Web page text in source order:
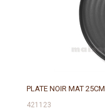
PLATE NOIR MAT 25CM
421123